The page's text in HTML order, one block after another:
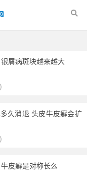
屑病斑块越来越大
久消退 头皮牛皮癣会扩
皮癣是对称长么